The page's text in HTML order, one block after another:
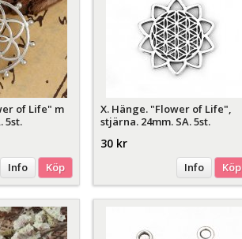
of Life" m
5st.
Info Köp
X. Hänge. "Flower of Life",
stjärna. 24mm. SA. 5st.
30 kr
Info Köp